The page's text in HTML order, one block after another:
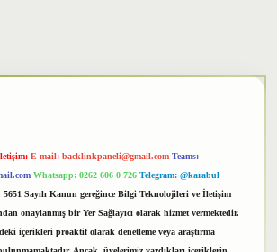
E-mail: backlinkpaneli@gmail.com Teams:
Whatsapp: 0262 606 0 726 Telegram: @karabul
5651 Sayılı Kanun gereğince Bilgi Teknolojileri ve İletişim
onaylanmış bir Yer Sağlayıcı olarak hizmet vermektedir.
içerikleri proaktif olarak denetleme veya araştırma